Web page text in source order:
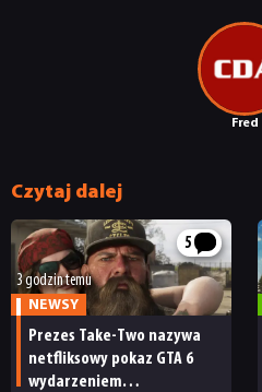
Fred
Czytaj dalej
5
3 godzin temu
NEWSY
Prezes Take-Two nazywa
netfliksowy pokaz GTA 6
wydarzeniem